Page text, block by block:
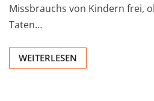
Missbrauchs von Kindern frei,
Taten…
WEITERLESEN